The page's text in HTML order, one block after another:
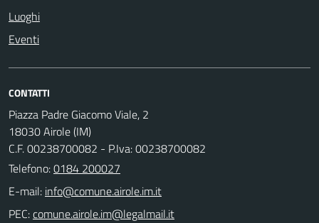
Luoghi
Eventi
CONTATTI
Piazza Padre Giacomo Viale, 2
18030 Airole (IM)
C.F. 00238700082 - P.Iva: 00238700082
Telefono:0184 200027
E-mail:
PEC: